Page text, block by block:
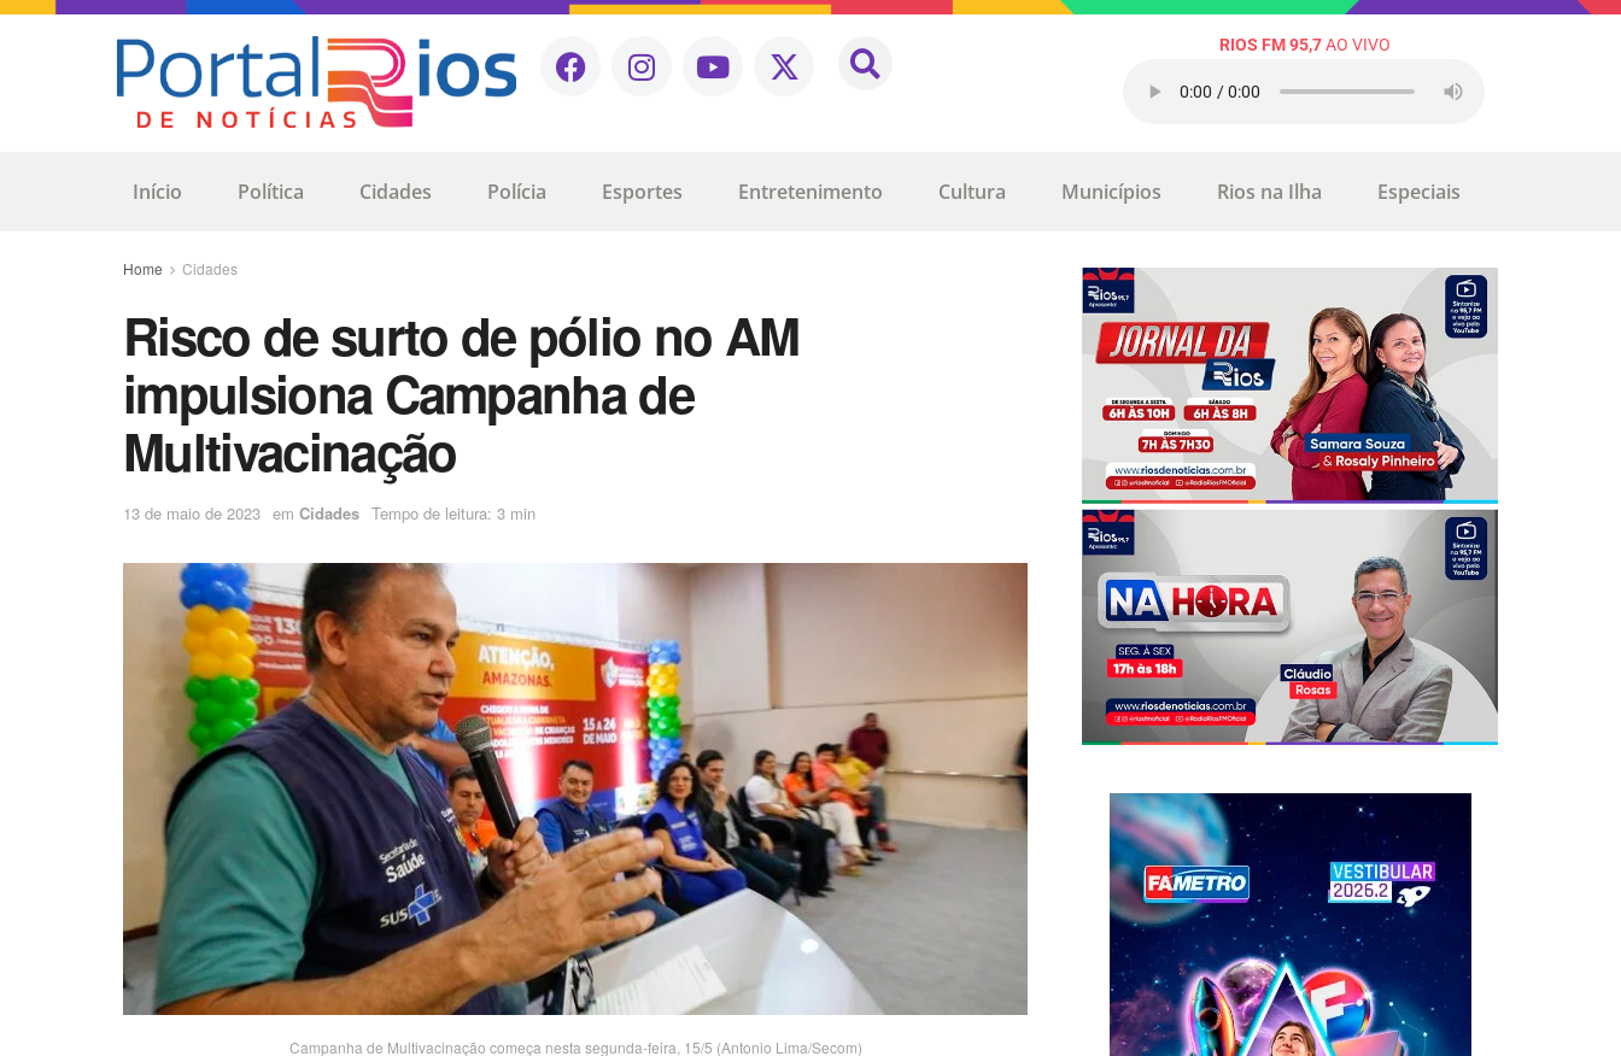
RIOS FM 95,7AO VIVO
Início Política Cidades Polícia Esportes Entretenimento Cultura Municípios Rios na Ilha Especiais
Home Cidades
Risco de surto de pólio no AM
impulsiona Campanha de
Multivacinação
13 de maio de 2023 em Cidades Tempo de leitura: 3 min
Campanha de Multivacinação começa nesta segunda-feira, 15/5 (Antonio Lima/Secom)